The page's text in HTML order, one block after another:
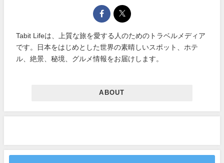
Tabit Lifeは、上質な旅を愛する人のためのトラベルメディア
です。日本をはじめとした世界の素晴しいスポット、ホテ
ル、絶景、秘境、グルメ情報をお届けします。
ABOUT